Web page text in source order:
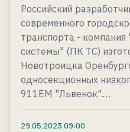
Российский
современного
транспорта -
системы" (ПК ТС)
Новотроицка
односекционных
911ЕМ "Львенок".…
29.05.2023 09:00